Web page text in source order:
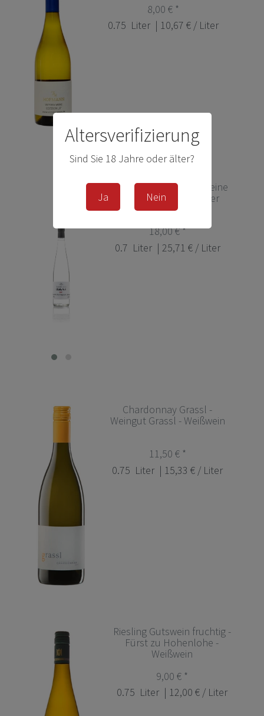
Altersverifizierung
Sind Sie 18 Jahre oder älter?
Ja Nein
8,00 € *
0.75 Liter | 10,67 € / Liter
Obstler Nr. 3 „Victoria Weine
Edition“ - Klaus Käppler
18,00 € *
0.7 Liter | 25,71 € / Liter
Chardonnay Grassl -
Weingut Grassl - Weißwein
11,50 € *
0.75 Liter | 15,33 € / Liter
Riesling Gutswein fruchtig -
Fürst zu Hohenlohe -
Weißwein
9,00 € *
0.75 Liter | 12,00 € / Liter